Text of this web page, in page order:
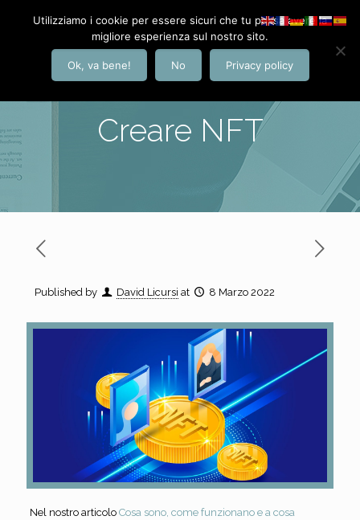
Creare NFT
Published by David Licursi at 8 Marzo 2022
Nel nostro articolo Cosa sono, come funzionano e a cosa
Utilizziamo i cookie per essere sicuri che tu possa avere la
migliore esperienza sul nostro sito.
Ok, va bene! No Privacy policy